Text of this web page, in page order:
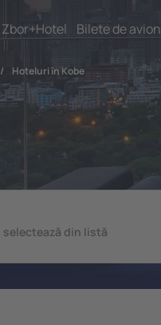
Zbor+Hotel Bilete de avion
/ Hoteluri în Kobe